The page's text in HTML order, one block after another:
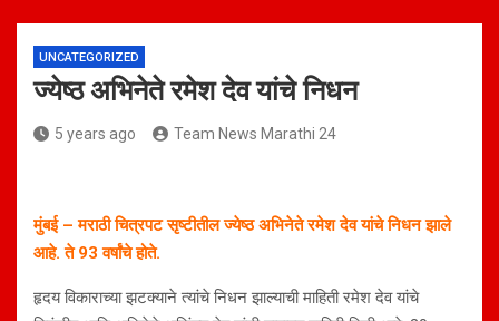
UNCATEGORIZED
ज्येष्ठ अभिनेते रमेश देव यांचे निधन
5 years ago Team News Marathi 24
मुंबई – मराठी चित्रपट सृष्टीतील ज्येष्ठ अभिनेते रमेश देव यांचे निधन झाले
आहे. ते 93 वर्षांचे होते.
हृदय विकाराच्या झटक्याने त्यांचे निधन झाल्याची माहिती रमेश देव यांचे